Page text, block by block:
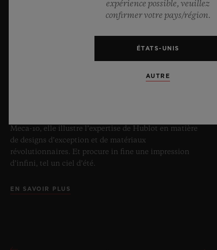
BIG BANG SAPPHIRE SKY BLUE
8 juillet 2026, Nyon, Suisse – En tant que Maître
incontesté du saphir, Hublot repousse une fois de plus
Sapphire Sky Blue. Réalisée en verre saphir, cette
Meca-10, elle illustre l’expertise de Hublot en matière
de designs d’exception et de matériaux
révolutionnaires. Et procure in fine une impression
d’infini, tel un ciel d’été.
EN SAVOIR PLUS
expérience possible, veuillez
confirmer votre pays/région.
ÉTATS-UNIS
AUTRE